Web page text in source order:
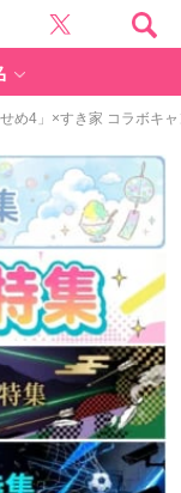
め4」×すき家 コラボキ